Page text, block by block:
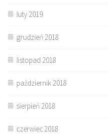
luty 2019
grudzień 2018
listopad 2018
październik 2018
sierpień 2018
czerwiec 2018